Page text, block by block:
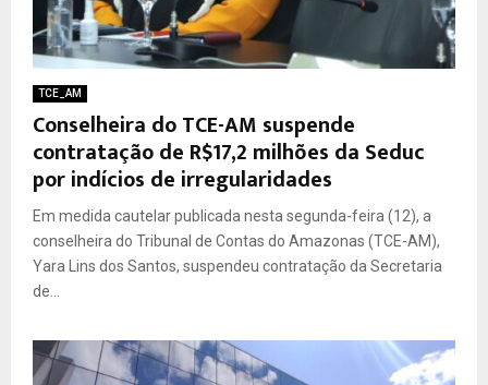
TCE_AM
Conselheira do TCE-AM suspende
contratação de R$17,2 milhões da Seduc
por indícios de irregularidades
Em medida cautelar publicada nesta segunda-feira (12), a
conselheira do Tribunal de Contas do Amazonas (TCE-AM),
Yara Lins dos Santos, suspendeu contratação da Secretaria
de...